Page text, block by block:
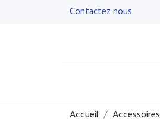
Contactez nous
Accueil Accessoires